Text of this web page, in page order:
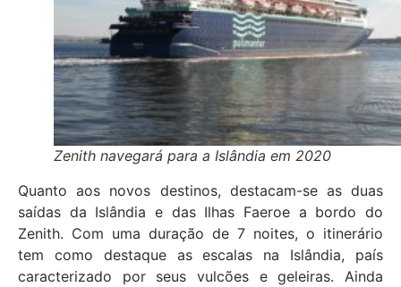
Zenith navegará para a Islândia em 2020
Quanto aos novos destinos, destacam-se as duas
saídas da Islândia e das Ilhas Faeroe a bordo do
Zenith. Com uma duração de 7 noites, o itinerário
tem como destaque as escalas na Islândia, país
caracterizado por seus vulcões e geleiras. Ainda